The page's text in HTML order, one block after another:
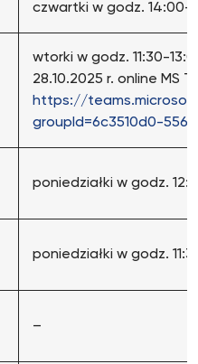
czwartki w godz. 14:00-
wtorki w godz. 11:30-
28.10.2025 r. online MS
https://
groupId=6c3510d0-
poniedziałki w godz.
poniedziałki w godz.
–